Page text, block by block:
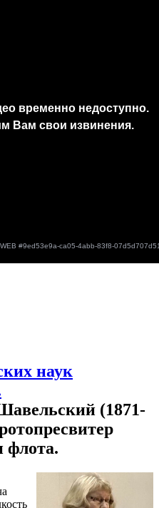
наук
(1871-
флота.